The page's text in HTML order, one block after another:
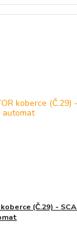
koberce (Č.29) -